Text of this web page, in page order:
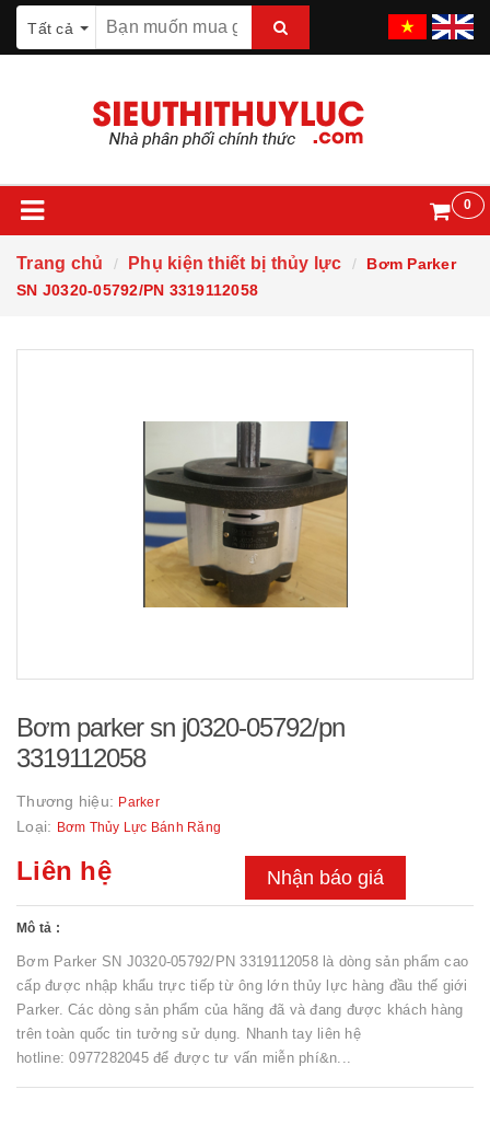
Tất cả
0
Trang chủ Phụ kiện thiết bị thủy lực
Bơm Parker
SN J0320-05792/PN 3319112058
Bơm parker sn j0320-05792/pn
3319112058
Thương hiệu: Parker
Loại: Bơm Thủy Lực Bánh Răng
Liên hệ Nhận báo giá
Mô tả :
Bơm Parker SN J0320-05792/PN 3319112058 là dòng sản phẩm cao
cấp được nhập khẩu trực tiếp từ ông lớn thủy lực hàng đầu thế giới
Parker. Các dòng sản phẩm của hãng đã và đang được khách hàng
trên toàn quốc tin tưởng sử dụng. Nhanh tay liên hệ
hotline: 0977282045 để được tư vấn miễn phí&n...